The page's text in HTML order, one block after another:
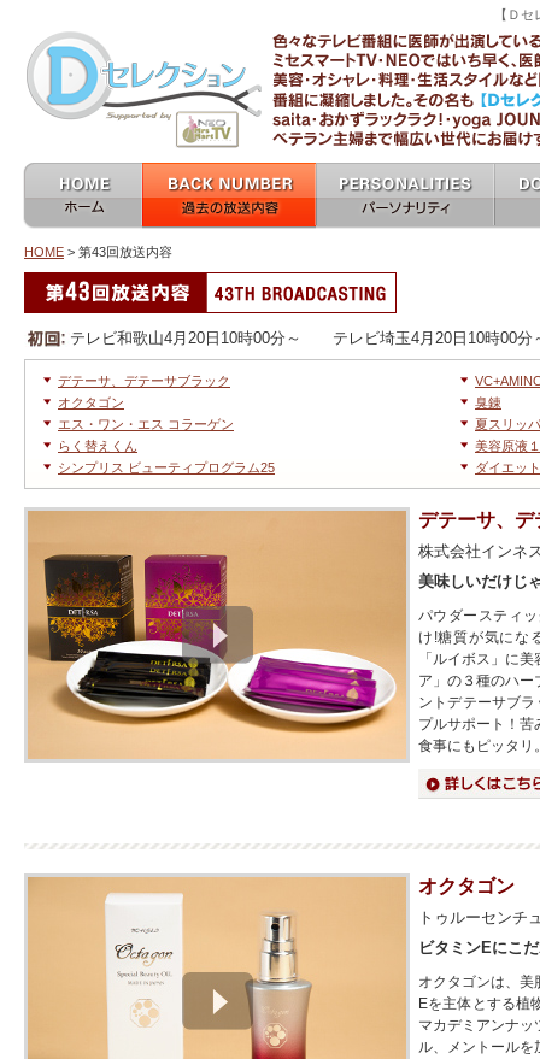
【Ｄ
バー backnumber
personalities
HOME > 第43回放送内容
第43回放送内容
他の放送回へ移動
テレビ和歌山4月20日10時00分～ テレビ埼玉4月20日10時00
デテーサ、デテーサブラック
オクタゴン
エス・ワン・エス コラーゲン
らく替えくん
シンプリス ビューティプログラム25
臭錬
夏スリッパ
美容原液
ダイエッ
デテーサ、デ
株式会社インネ
美味しいだけじ
パウダースティ
け!糖質が気にな
「ルイボス」に
ア」の３種のハ
ントデテーサブ
プルサポート！
食事にもピッタリ
詳細はこちら
オクタゴン
トゥルーセンチ
ビタミンEにこ
オクタゴンは、
Eを主体とする植
マカデミアンナ
ル、メントール